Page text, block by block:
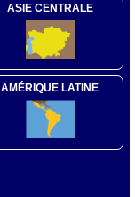
ASIE CENTRALE
AMÉRIQUE LATINE